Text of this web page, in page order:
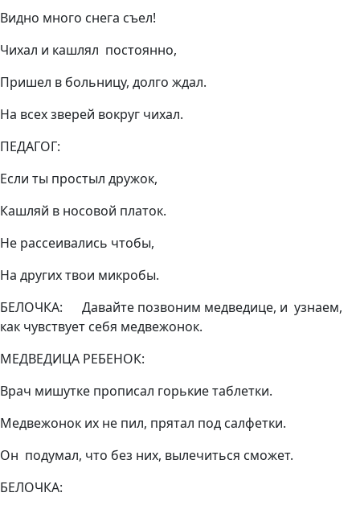
Видно много снега съел!
Чихал и кашлял постоянно,
Пришел в больницу, долго ждал.
На всех зверей вокруг чихал.
ПЕДАГОГ:
Если ты простыл дружок,
Кашляй в носовой платок.
Не рассеивались чтобы,
На других твои микробы.
БЕЛОЧКА: Давайте позвоним медведице, и узнаем,
как чувствует себя медвежонок.
МЕДВЕДИЦА РЕБЕНОК:
Врач мишутке прописал горькие таблетки.
Медвежонок их не пил, прятал под салфетки.
Он подумал, что без них, вылечиться сможет.
БЕЛОЧКА: